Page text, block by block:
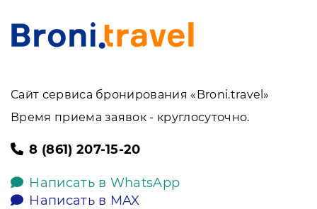
Сайт сервиса бронирования «Broni.travel»
Время приема заявок - круглосуточно.
8 (861) 207-15-20
Написать в WhatsApp
Написать в MAX